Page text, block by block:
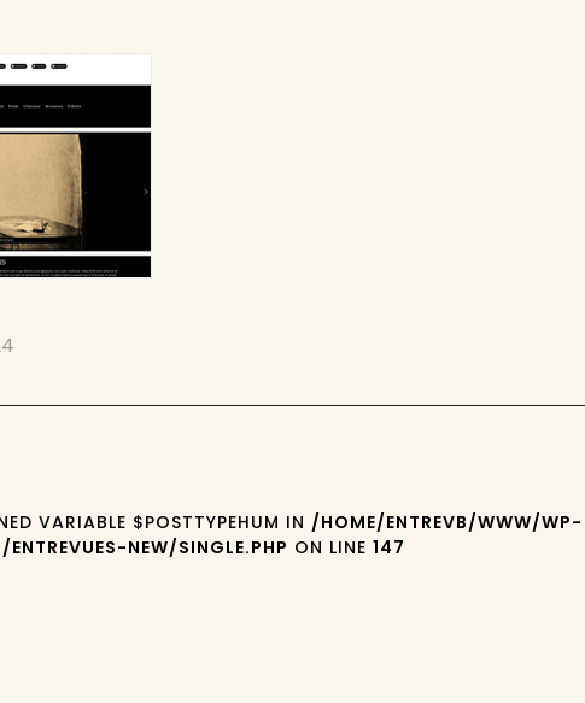
VARIABLE $POSTTYPEHUM IN /HOME/ENTREVB/WWW/WP-
NEW/SINGLE.PHP ON LINE147